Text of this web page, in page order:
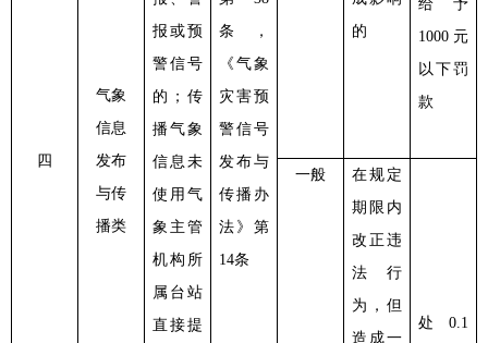
四
气象
信息
发布
与传
播类
报或预
警信号
的；传
播气象
信息未
使用气
象主管
机构所
属台站
直接提
条，
《气象
灾害预
警信号
发布与
传播办
法》第
14条
的
给予
1000元
以下罚
款
一般
在规定
期限内
改正违
法行
为，但
造成一
处 0.1